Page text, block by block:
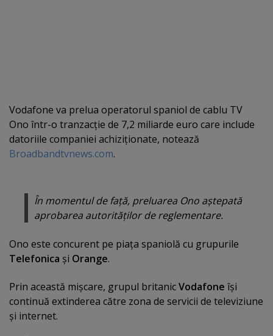
Vodafone va prelua operatorul spaniol de cablu TV
Ono într-o tranzacţie de 7,2 miliarde euro care include
datoriile companiei achiziţionate, notează
Broadbandtvnews.com.
În momentul de faţă, preluarea Ono aştepată
aprobarea autorităţilor de reglementare.
Ono este concurent pe piaţa spaniolă cu grupurile
Telefonica şi Orange.
Prin această mişcare, grupul britanicVodafone îşi
continuă extinderea către zona de servicii de televiziune
şi internet.